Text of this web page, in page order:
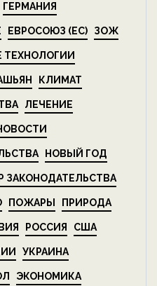
ГЕРМАНИЯ
ЕВРОСОЮЗ (ЕС) ЗОЖ
ТЕХНОЛОГИИ
КЛИМАТ
ЛЕЧЕНИЕ
НОВЫЙ ГОД
ЗАКОНОДАТЕЛЬСТВА
ПОЖАРЫ ПРИРОДА
РОССИЯ США
УКРАИНА
ЭКОНОМИКА